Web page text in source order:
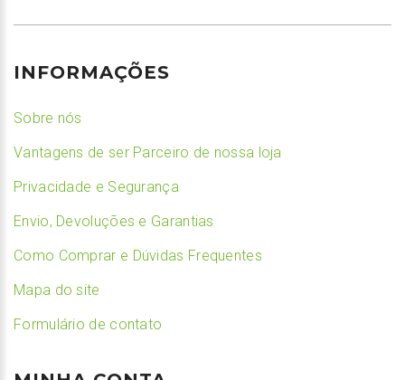
INFORMAÇÕES
Sobre nós
Vantagens de ser Parceiro de nossa loja
Privacidade e Segurança
Envio, Devoluções e Garantias
Como Comprar e Dúvidas Frequentes
Mapa do site
Formulário de contato